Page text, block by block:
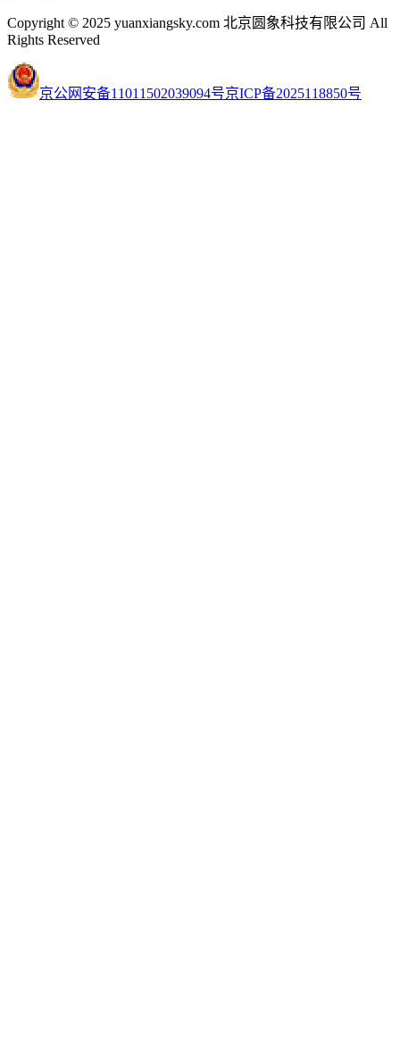
Copyright © 2025 yuanxiangsky.com 北京圆象科技有限公司 All
Rights Reserved
京公网安备11011502039094号京ICP备2025118850号